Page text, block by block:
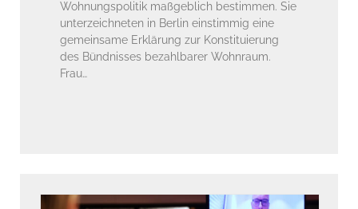
Wohnungspolitik maßgeblich bestimmen. Sie
unterzeichneten in Berlin einstimmig eine
gemeinsame Erklärung zur Konstituierung
des Bündnisses bezahlbarer Wohnraum.
Frau…